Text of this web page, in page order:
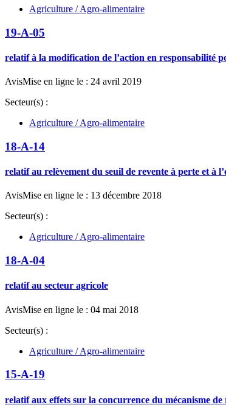
Agriculture / Agro-alimentaire
19-A-05
relatif à la modification de l’action en responsabilité
AvisMise en ligne le : 24 avril 2019
Secteur(s) :
Agriculture / Agro-alimentaire
18-A-14
relatif au relèvement du seuil de revente à perte et à
AvisMise en ligne le : 13 décembre 2018
Secteur(s) :
Agriculture / Agro-alimentaire
18-A-04
relatif au secteur agricole
AvisMise en ligne le : 04 mai 2018
Secteur(s) :
Agriculture / Agro-alimentaire
15-A-19
relatif aux effets sur la concurrence du mécanisme